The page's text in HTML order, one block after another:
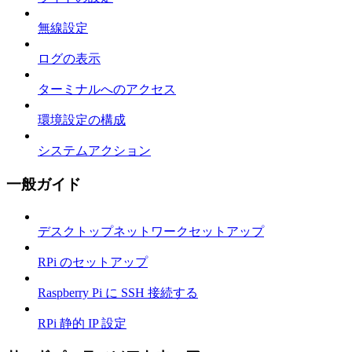
無線設定
ログの表示
ターミナルへのアクセス
環境設定の構成
システムアクション
一般ガイド
デスクトップネットワークセットアップ
RPi のセットアップ
Raspberry Pi に SSH 接続する
RPi 静的 IP 設定